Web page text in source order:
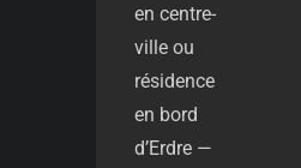
en centre-
ville ou
résidence
en bord
d’Erdre —